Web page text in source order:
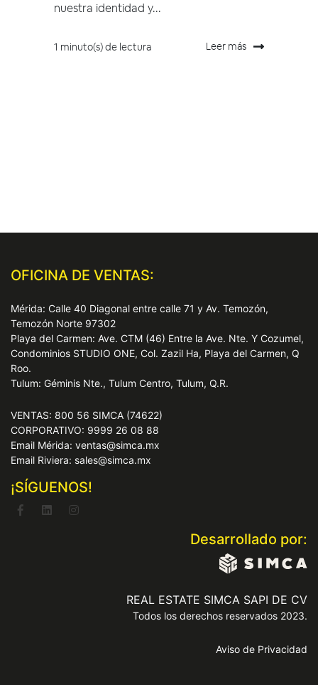
nuestra identidad y...
1 minuto(s) de lectura Leer más
OFICINA DE VENTAS:
Mérida: Calle 40 Diagonal entre calle 71 y Av. Temozón,
Temozón Norte 97302
Playa del Carmen: Ave. CTM (46) Entre la Ave. Nte. Y Cozumel,
Condominios STUDIO ONE, Col. Zazil Ha, Playa del Carmen, Q
Roo.
Tulum: Géminis Nte., Tulum Centro, Tulum, Q.R.
VENTAS: 800 56 SIMCA (74622)
CORPORATIVO: 9999 26 08 88
Email Mérida: ventas@simca.mx
Email Riviera: sales@simca.mx
¡SÍGUENOS!
Desarrollado por:
REAL ESTATE SIMCA SAPI DE CV
Todos los derechos reservados 2023.
Aviso de Privacidad